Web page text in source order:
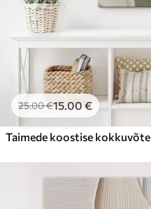
25.00€15.00€
Taimede koostise kokkuvõte